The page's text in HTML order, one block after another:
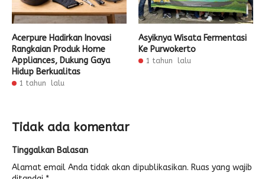
Acerpure Hadirkan Inovasi
Rangkaian Produk Home
Appliances, Dukung Gaya
Hidup Berkualitas
1 tahun lalu
Asyiknya Wisata Fermentasi
Ke Purwokerto
1 tahun lalu
Tidak ada komentar
Tinggalkan Balasan
Alamat email Anda tidak akan dipublikasikan. Ruas yang wajib